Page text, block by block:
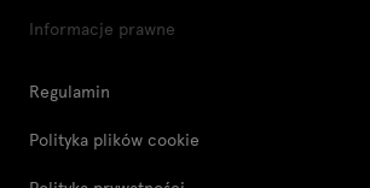
Informacje prawne
Regulamin
Polityka plików cookie